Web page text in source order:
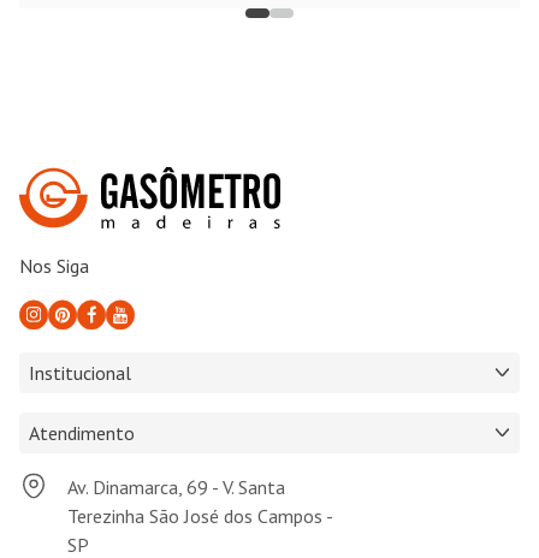
Nos Siga
Institucional
Atendimento
Av. Dinamarca, 69 - V. Santa
Terezinha São José dos Campos -
SP